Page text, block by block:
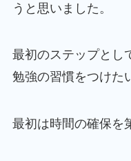
うと思いました。
最初のステップとし
勉強の習慣をつけた
最初は時間の確保を